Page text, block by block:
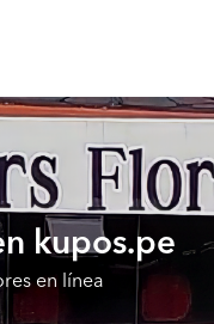
kupos.pe
en línea